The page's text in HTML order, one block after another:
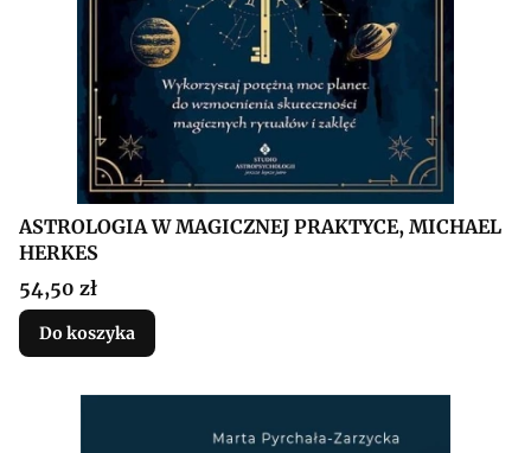
ASTROLOGIA W MAGICZNEJ PRAKTYCE, MICHAEL
HERKES
Cena
54,50 zł
Do koszyka